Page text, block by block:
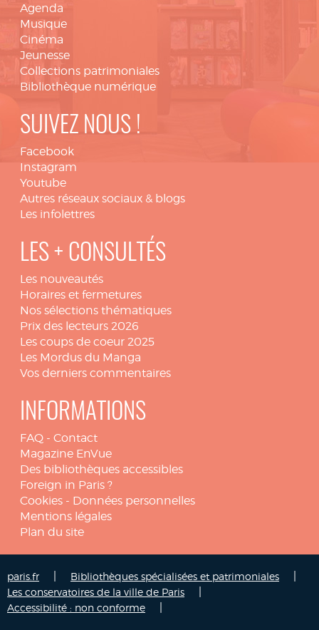
Agenda
Musique
Cinéma
Jeunesse
Collections patrimoniales
Bibliothèque numérique
SUIVEZ NOUS !
Facebook
Instagram
Youtube
Autres réseaux sociaux & blogs
Les infolettres
LES + CONSULTÉS
Les nouveautés
Horaires et fermetures
Nos sélections thématiques
Prix des lecteurs 2026
Les coups de coeur 2025
Les Mordus du Manga
Vos derniers commentaires
INFORMATIONS
FAQ - Contact
Magazine EnVue
Des bibliothèques accessibles
Foreign in Paris ?
Cookies - Données personnelles
Mentions légales
Plan du site
paris.fr Bibliothèques spécialisées et patrimoniales
Les conservatoires de la ville de Paris
Accessibilité : non conforme